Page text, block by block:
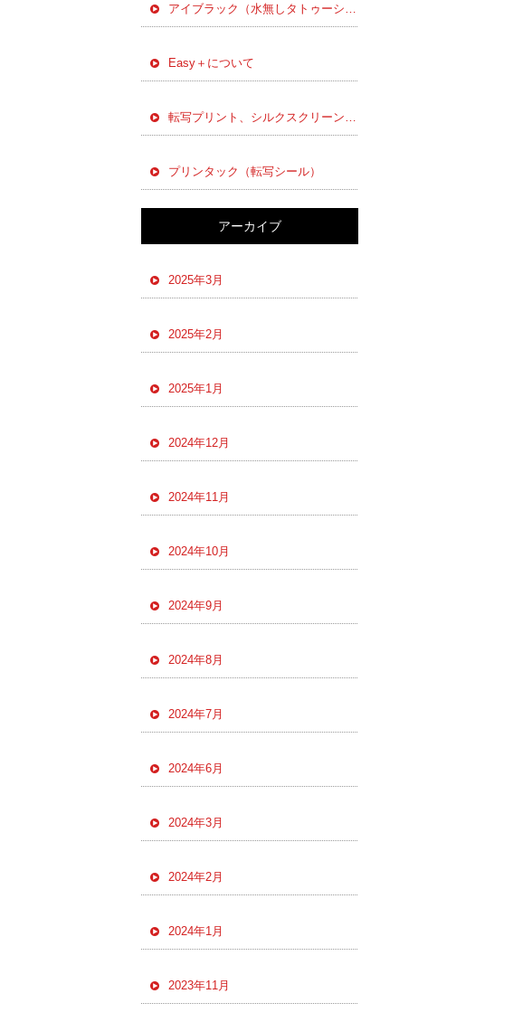
Easy＋について
プリンタック（転写シール）
アーカイブ
2025年3月
2025年2月
2025年1月
2024年12月
2024年11月
2024年10月
2024年9月
2024年8月
2024年7月
2024年6月
2024年3月
2024年2月
2024年1月
2023年11月